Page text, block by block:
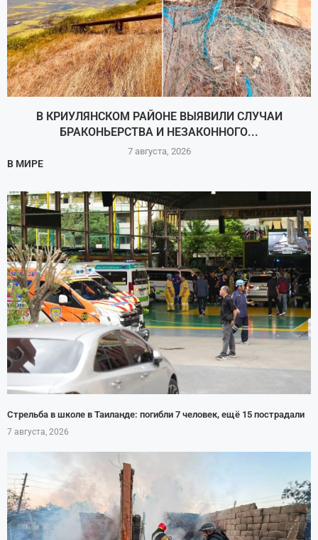
В КРИУЛЯНСКОМ РАЙОНЕ ВЫЯВИЛИ СЛУЧАИ
БРАКОНЬЕРСТВА И НЕЗАКОННОГО...
7 августа, 2026
В МИРЕ
Стрельба в школе в Таиланде: погибли 7 человек, ещё 15 пострадали
7 августа, 2026